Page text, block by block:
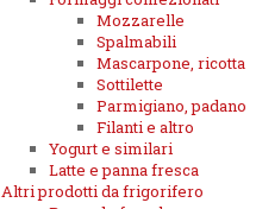
Mozzarelle
Spalmabili
Mascarpone, ricotta
Sottilette
Parmigiano, padano
Filanti e altro
Yogurt e similari
Latte e panna fresca
Altri prodotti da frigorifero